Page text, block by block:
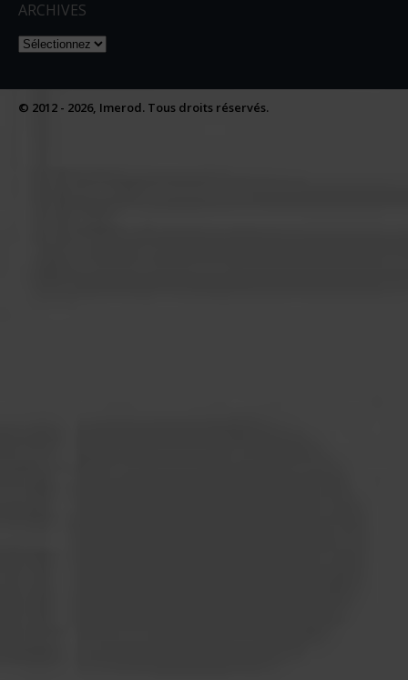
ARCHIVES
Naviguer dans les archives
© 2012 - 2026, Imerod. Tous droits réservés.